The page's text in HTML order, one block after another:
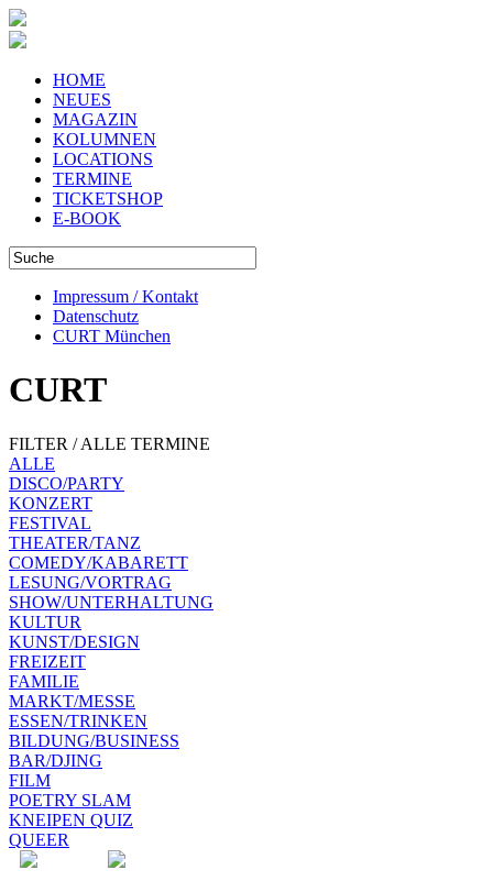
HOME
NEUES
MAGAZIN
KOLUMNEN
LOCATIONS
TERMINE
TICKETSHOP
E-BOOK
Impressum / Kontakt
Datenschutz
CURT München
CURT
FILTER / ALLE TERMINE
ALLE
DISCO/PARTY
KONZERT
FESTIVAL
THEATER/TANZ
COMEDY/KABARETT
LESUNG/VORTRAG
SHOW/UNTERHALTUNG
KULTUR
KUNST/DESIGN
FREIZEIT
FAMILIE
MARKT/MESSE
ESSEN/TRINKEN
BILDUNG/BUSINESS
BAR/DJING
FILM
POETRY SLAM
KNEIPEN QUIZ
QUEER